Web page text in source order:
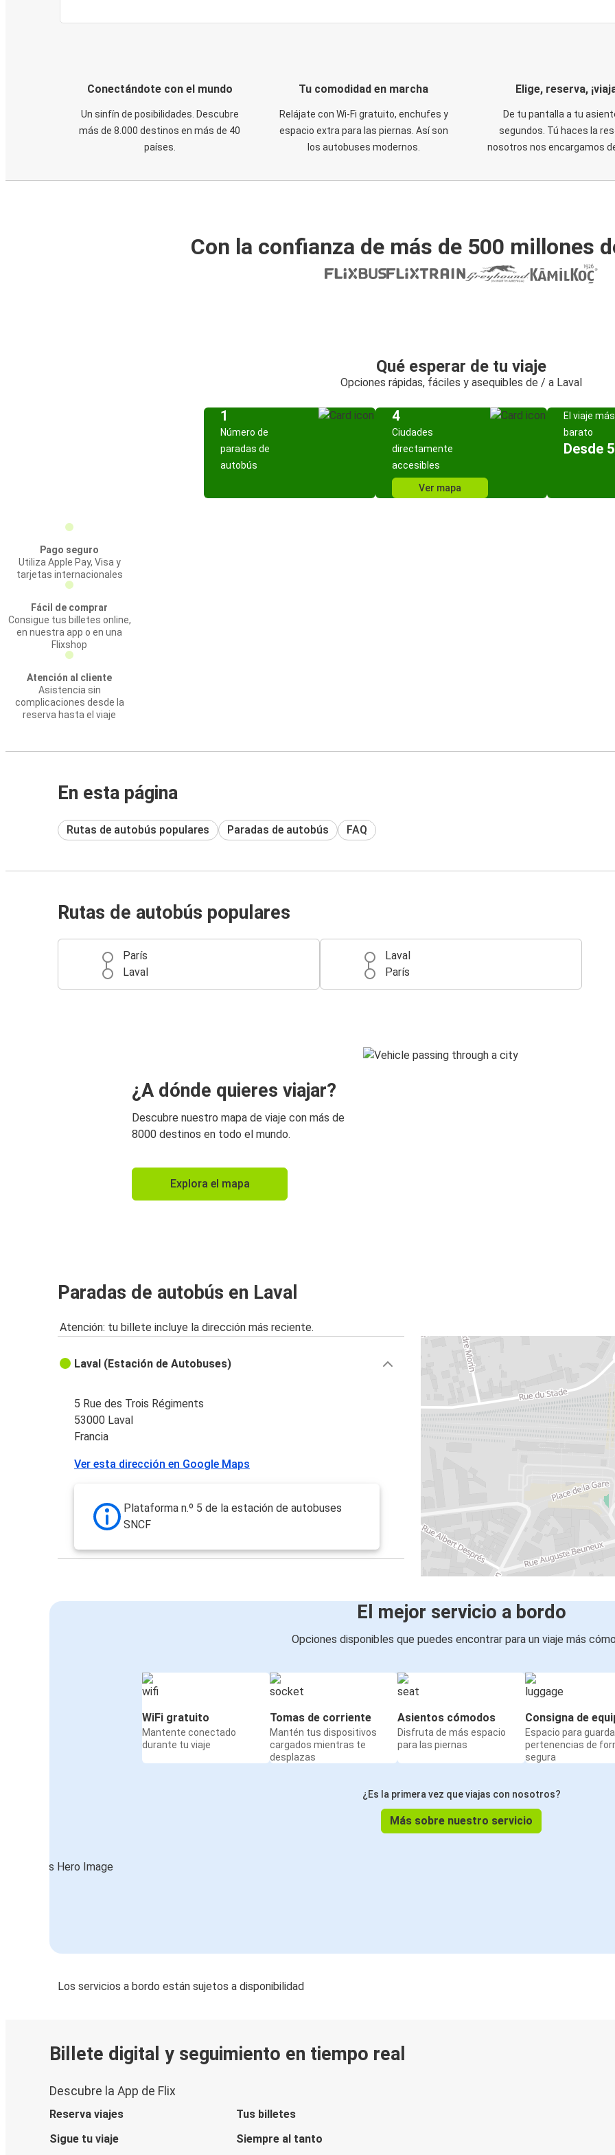
Conectándote con el mundo
Un sinfín de posibilidades. Descubre
más de 8.000 destinos en más de 40
países.
Tu comodidad en marcha
Relájate con Wi-Fi gratuito, enchufes y
espacio extra para las piernas. Así son
los autobuses modernos.
Elige, reserva,
De tu pantalla a tu
segundos. Tú haces la
nosotros nos encargamos
Con la confianza de más de 500 millones
Qué esperar de tu viaje
Opciones rápidas, fáciles y asequibles de / a Laval
1
Número de
paradas de
autobús
4
Ciudades
directamente
accesibles
Ver mapa
El viaje más
barato
Desde
Pago seguro
Utiliza Apple Pay, Visa y
tarjetas internacionales
Fácil de comprar
Consigue tus billetes online,
en nuestra app o en una
Flixshop
Atención al cliente
Asistencia sin
complicaciones desde la
reserva hasta el viaje
En esta página
Rutas de autobús populares Paradas de autobús FAQ
Rutas de autobús populares
París
Laval
Laval
París
¿A dónde quieres viajar?
Descubre nuestro mapa de viaje con más de
8000 destinos en todo el mundo.
Explora el mapa
Paradas de autobús en Laval
Atención: tu billete incluye la dirección más reciente.
Laval (Estación de Autobuses)
5 Rue des Trois Régiments
53000 Laval
Francia
Ver esta dirección en Google Maps
Plataforma n.º 5 de la estación de autobuses
SNCF
El mejor servicio a bordo
Opciones disponibles que puedes encontrar para un viaje más
WiFi gratuito
Mantente conectado
durante tu viaje
Tomas de corriente
Mantén tus dispositivos
cargados mientras te
desplazas
Asientos cómodos
Disfruta de más espacio
para las piernas
Consigna de
Espacio para
pertenencias de
segura
¿Es la primera vez que viajas con nosotros?
Más sobre nuestro servicio
Los servicios a bordo están sujetos a disponibilidad
Billete digital y seguimiento en tiempo real
Descubre la App de Flix
Reserva viajes
Tus billetes
Sigue tu viaje
Siempre al tanto